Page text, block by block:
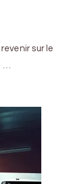
sur le